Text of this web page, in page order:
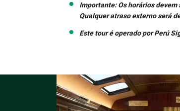
Importante: Os horários
Qualquer atraso externo será
Este tour é operado por Perú